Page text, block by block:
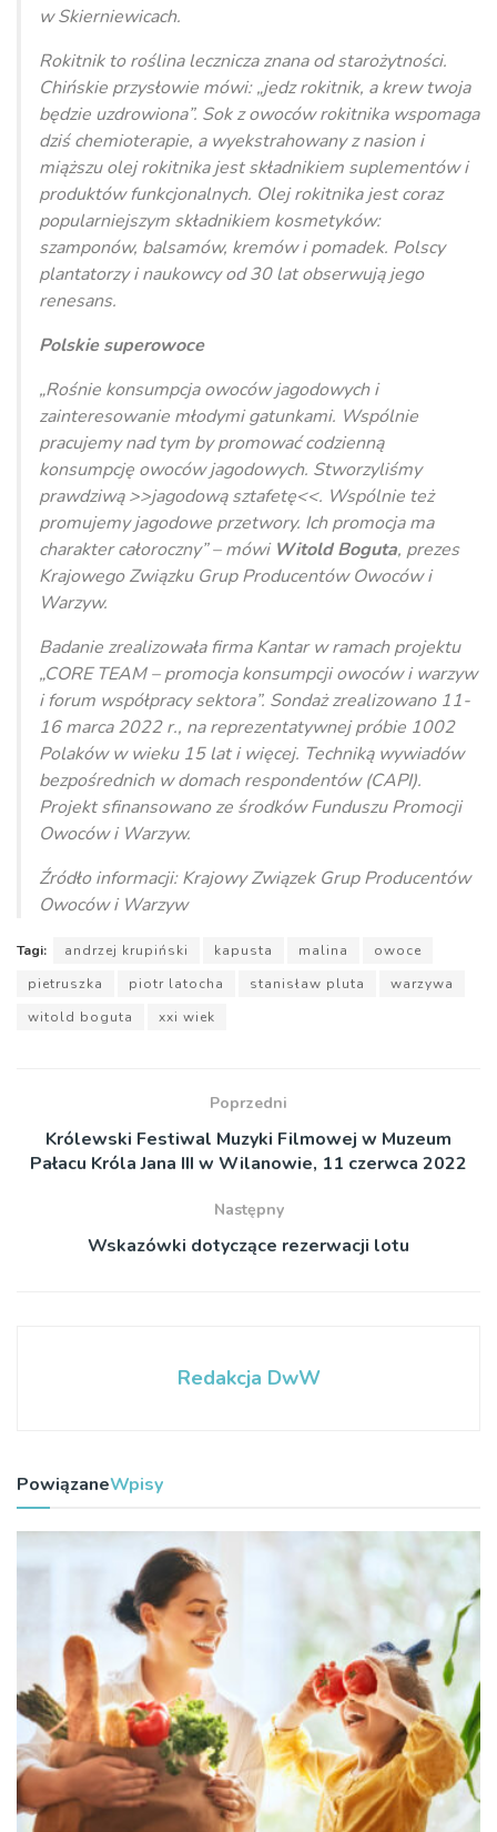
w Skierniewicach.
Rokitnik to roślina lecznicza znana od starożytności.
Chińskie przysłowie mówi: „jedz rokitnik, a krew twoja
będzie uzdrowiona”. Sok z owoców rokitnika wspomaga
dziś chemioterapie, a wyekstrahowany z nasion i
miąższu olej rokitnika jest składnikiem suplementów i
produktów funkcjonalnych. Olej rokitnika jest coraz
popularniejszym składnikiem kosmetyków:
szamponów, balsamów, kremów i pomadek. Polscy
plantatorzy i naukowcy od 30 lat obserwują jego
renesans.
Polskie superowoce
„Rośnie konsumpcja owoców jagodowych i
zainteresowanie młodymi gatunkami. Wspólnie
pracujemy nad tym by promować codzienną
konsumpcję owoców jagodowych. Stworzyliśmy
prawdziwą >>jagodową sztafetę<<. Wspólnie też
promujemy jagodowe przetwory. Ich promocja ma
charakter całoroczny” – mówi Witold Boguta, prezes
Krajowego Związku Grup Producentów Owoców i
Warzyw.
Badanie zrealizowała firma Kantar w ramach projektu
„CORE TEAM – promocja konsumpcji owoców i warzyw
i forum współpracy sektora”. Sondaż zrealizowano 11-
16 marca 2022 r., na reprezentatywnej próbie 1002
Polaków w wieku 15 lat i więcej. Techniką wywiadów
bezpośrednich w domach respondentów (CAPI).
Projekt sfinansowano ze środków Funduszu Promocji
Owoców i Warzyw.
Źródło informacji: Krajowy Związek Grup Producentów
Owoców i Warzyw
Tagi: andrzej krupiński kapusta malina
owoce
pietruszka
piotr latocha stanisław pluta
warzywa
witold boguta
xxi wiek
Poprzedni
Królewski Festiwal Muzyki Filmowej w Muzeum
Pałacu Króla Jana III w Wilanowie, 11 czerwca 2022
Następny
Wskazówki dotyczące rezerwacji lotu
Redakcja DwW
PowiązaneWpisy